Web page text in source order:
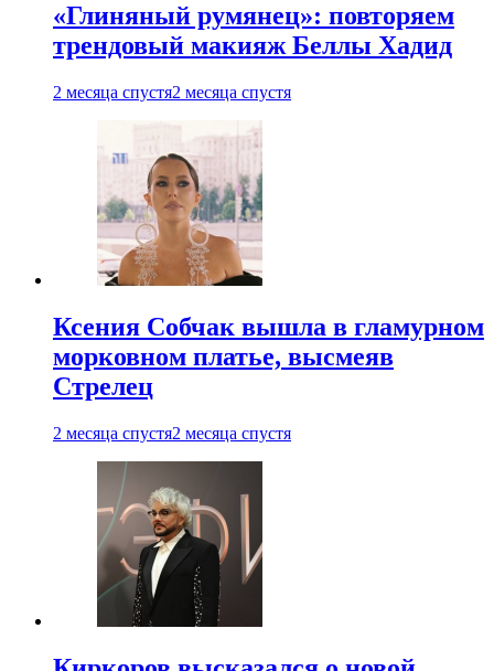
«Глиняный румянец»: повторяем
трендовый макияж Беллы Хадид
2 месяца спустя2 месяца спустя
Ксения Собчак вышла в гламурном
морковном платье, высмеяв
Стрелец
2 месяца спустя2 месяца спустя